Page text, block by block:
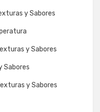
y Sabores
y Sabores
Sabores
y Sabores